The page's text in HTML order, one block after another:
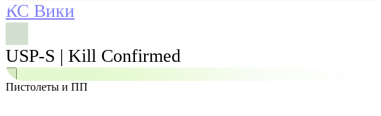
КС Вики
USP-S | Kill Confirmed
Поиск
Пистолеты и ПП